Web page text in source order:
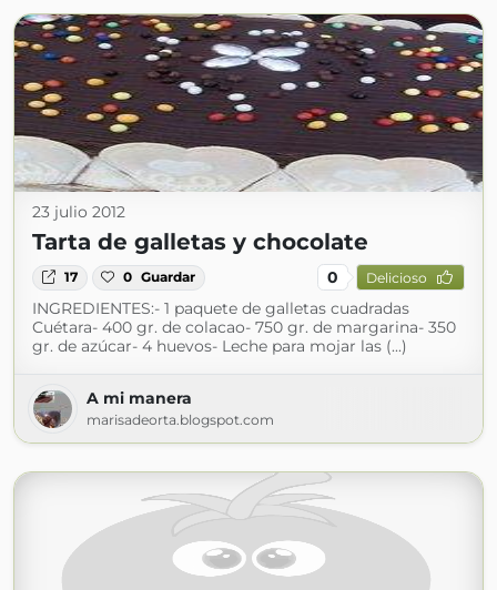
23 julio 2012
Tarta de galletas y chocolate
17 0 Guardar 0 Delicioso
INGREDIENTES:- 1 paquete de galletas cuadradas
Cuétara- 400 gr. de colacao- 750 gr. de margarina- 350
gr. de azúcar- 4 huevos- Leche para mojar las (...)
A mi manera
marisadeorta.blogspot.com